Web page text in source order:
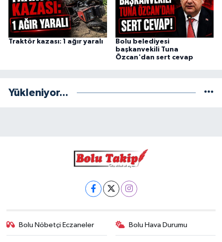
Traktör kazası: 1 ağır yaralı
Bolu belediyesi
başkanvekili Tuna
Özcan'dan sert cevap
Yükleniyor...
Bolu Nöbetçi Eczaneler Bolu Hava Durumu